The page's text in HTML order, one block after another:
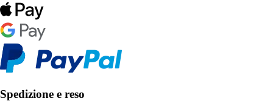
Spedizione e reso